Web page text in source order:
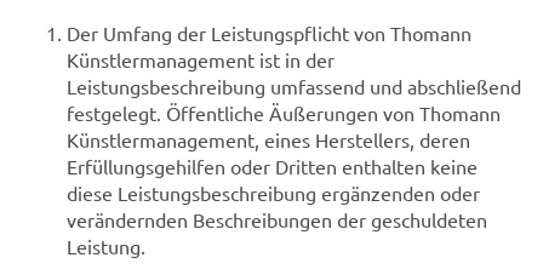
Der Umfang der Leistungspflicht von Thomann
Künstlermanagement ist in der
Leistungsbeschreibung umfassend und abschließend
festgelegt. Öffentliche Äußerungen von Thomann
Künstlermanagement, eines Herstellers, deren
Erfüllungsgehilfen oder Dritten enthalten keine
diese Leistungsbeschreibung ergänzenden oder
verändernden Beschreibungen der geschuldeten
Leistung.